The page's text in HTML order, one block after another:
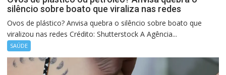
silêncio sobre boato que viraliza nas redes
Ovos de plástico? Anvisa quebra o silêncio sobre boato que
viralizou nas redes Crédito: Shutterstock A Agência...
SAÚDE